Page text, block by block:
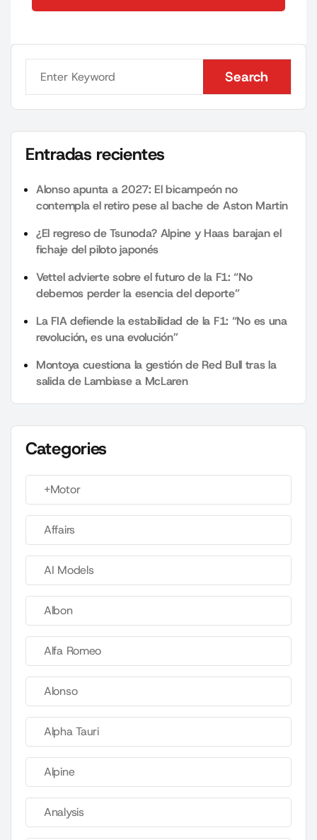
Search
Search
Entradas recientes
Alonso apunta a 2027: El bicampeón no
contempla el retiro pese al bache de Aston Martin
¿El regreso de Tsunoda? Alpine y Haas barajan el
fichaje del piloto japonés
Vettel advierte sobre el futuro de la F1: “No
debemos perder la esencia del deporte”
La FIA defiende la estabilidad de la F1: “No es una
revolución, es una evolución”
Montoya cuestiona la gestión de Red Bull tras la
salida de Lambiase a McLaren
Categories
+Motor
Affairs
AI Models
Albon
Alfa Romeo
Alonso
Alpha Tauri
Alpine
Analysis